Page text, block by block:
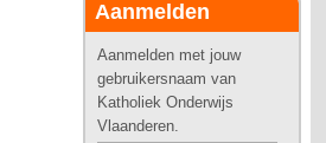
Aanmelden
Aanmelden met jouw
gebruikersnaam van
Katholiek Onderwijs
Vlaanderen.